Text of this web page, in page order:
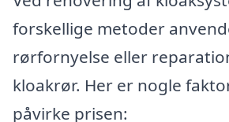
forskellige metoder
rørfornyelse eller
kloakrør. Her er nogle
påvirke prisen: